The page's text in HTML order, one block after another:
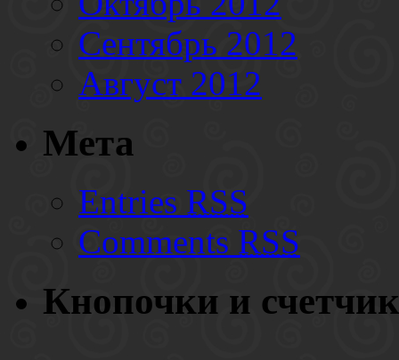
Сентябрь 2012
Август 2012
Мета
Entries RSS
Comments RSS
Кнопочки и